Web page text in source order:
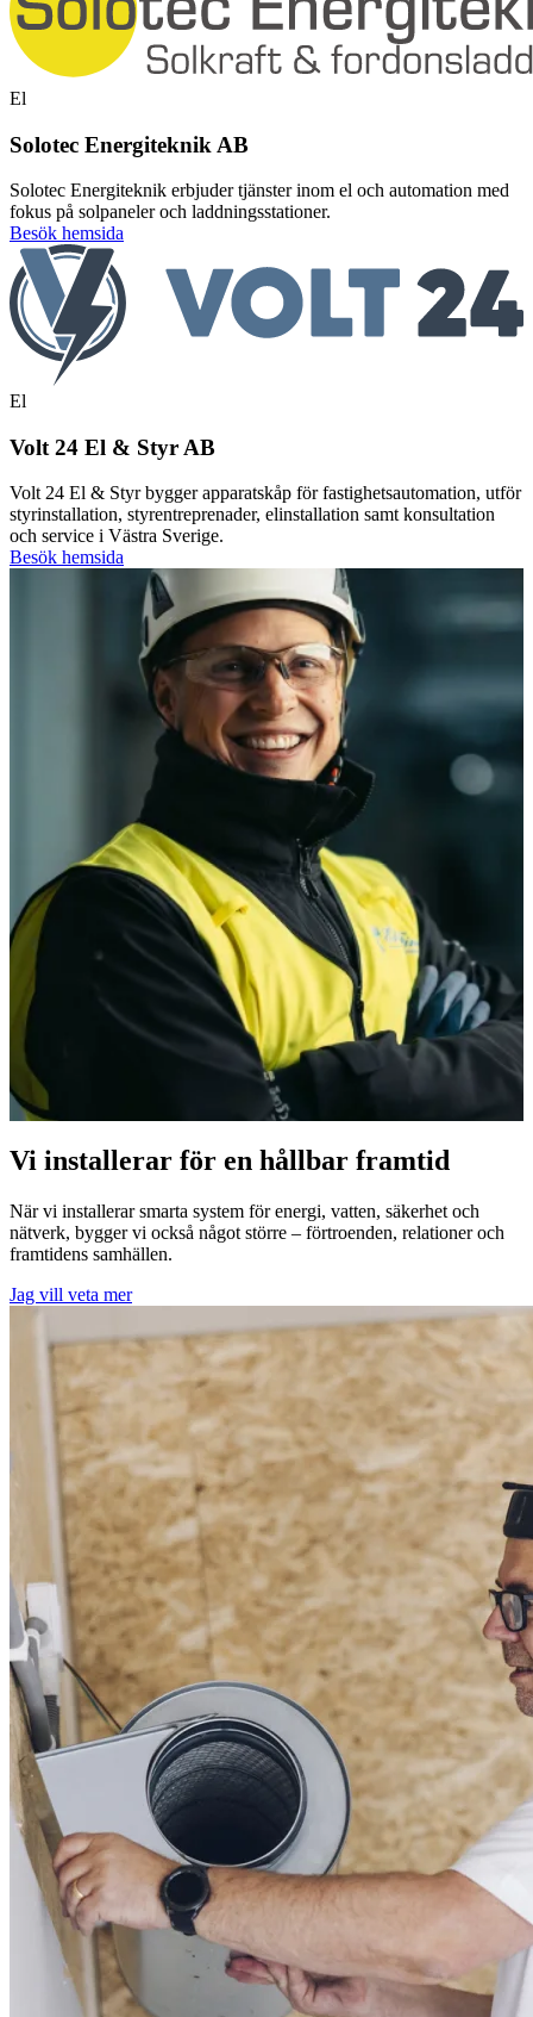
El
Solotec Energiteknik AB
Solotec Energiteknik erbjuder tjänster inom el och automation med
fokus på solpaneler och laddningsstationer.
Besök hemsida
El
Volt 24 El & Styr AB
Volt 24 El & Styr bygger apparatskåp för fastighetsautomation, utför
styrinstallation, styrentreprenader, elinstallation samt konsultation
och service i Västra Sverige.
Besök hemsida
Vi installerar för en hållbar framtid
När vi installerar smarta system för energi, vatten, säkerhet och
nätverk, bygger vi också något större – förtroenden, relationer och
framtidens samhällen.
Jag vill veta mer